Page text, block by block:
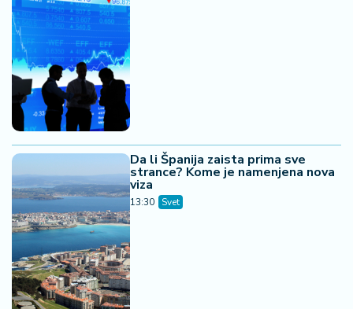
Da li Španija zaista prima sve
strance? Kome je namenjena nova
viza
13:30 Svet